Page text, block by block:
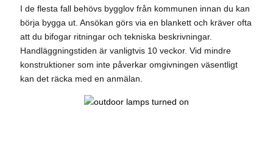
I de flesta fall behövs bygglov från kommunen innan du kan
börja bygga ut. Ansökan görs via en blankett och kräver ofta
att du bifogar ritningar och tekniska beskrivningar.
Handläggningstiden är vanligtvis 10 veckor. Vid mindre
konstruktioner som inte påverkar omgivningen väsentligt
kan det räcka med en anmälan.